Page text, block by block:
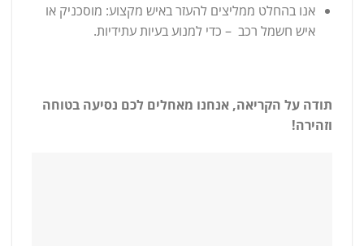
אנו בהחלט ממליצים להעזר באיש מקצוע: מוסכניק או
איש חשמל רכב – כדי למנוע בעיות עתידיות.
תודה על הקריאה, אנחנו מאחלים לכם נסיעה בטוחה
וזהירה!